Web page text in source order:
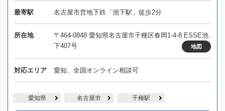
最寄駅 名古屋市営地下鉄「池下駅」徒歩2分
所在地
〒464-0848 愛知県名古屋市千種区春岡1-4-8 ESSE池
下407号
地図
対応エリア 愛知、全国オンライン相談可
愛知県 名古屋市 千種駅